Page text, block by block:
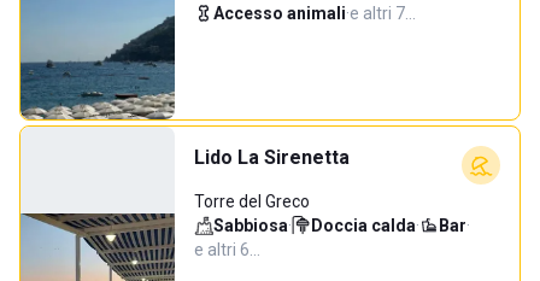
Accesso animali·e altri 7…
Lido La Sirenetta
Torre del Greco
Sabbiosa· Doccia calda· Bar·
e altri 6…